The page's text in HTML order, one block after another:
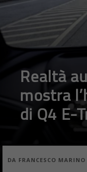
Realtà
mostra
di Q4 E-
DA FRANCESCO MARINO